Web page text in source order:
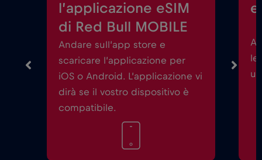
l’applicazione eSIM
di Red Bull MOBILE
Andare sull’app store e
scaricare l’applicazione per
iOS o Android. L’applicazione vi
dirà se il vostro dispositivo è
compatibile.
le